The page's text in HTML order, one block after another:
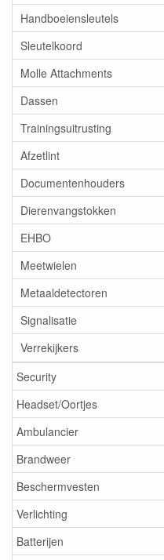
Handboeiensleutels
Sleutelkoord
Molle Attachments
Dassen
Trainingsuitrusting
Afzetlint
Documentenhouders
Dierenvangstokken
EHBO
Meetwielen
Metaaldetectoren
Signalisatie
Verrekijkers
Security
Headset/Oortjes
Ambulancier
Brandweer
Beschermvesten
Verlichting
Batterijen